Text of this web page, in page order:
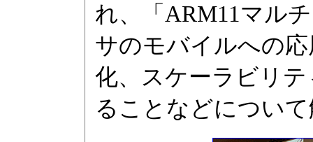
れ、「ARM11マル
サのモバイルへの
化、スケーラビリ
ることなどについ